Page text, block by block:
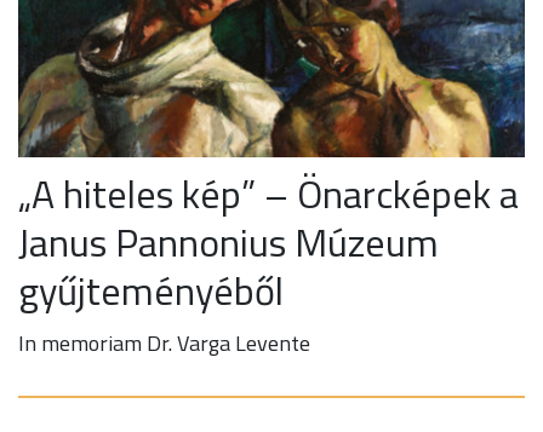
„A hiteles kép” – Önarcképek a
Janus Pannonius Múzeum
gyűjteményéből
In memoriam Dr. Varga Levente